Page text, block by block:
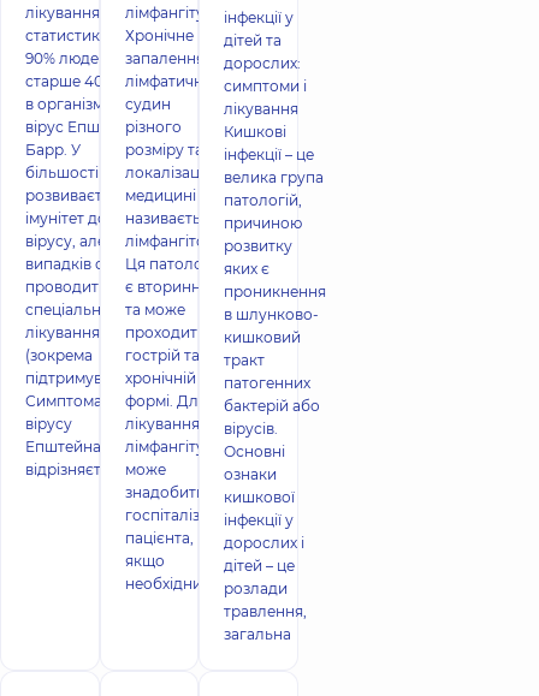
лікування За
статистикою, у
90% людей
старше 40 років
в організмі живе
вірус Епштейна-
Барр. У
більшості
розвивається
імунітет до
вірусу, але в ряді
випадків слід
проводити
спеціальне
лікування
(зокрема
підтримувальне).
Симптоматика
вірусу
Епштейна-Барр
відрізняєтьс
лімфангіту
Хронічне
запалення
лімфатичних
судин
різного
розміру та
локалізації у
медицині
називається
лімфангітом.
Ця патологія
є вторинною
та може
проходити у
гострій та
хронічній
формі. Для
лікування
лімфангіту
може
знадобитись
госпіталізація
пацієнта,
якщо
необхідни
інфекції у
дітей та
дорослих:
симптоми і
лікування
Кишкові
інфекції – це
велика група
патологій,
причиною
розвитку
яких є
проникнення
в шлунково-
кишковий
тракт
патогенних
бактерій або
вірусів.
Основні
ознаки
кишкової
інфекції у
дорослих і
дітей – це
розлади
травлення,
загальна